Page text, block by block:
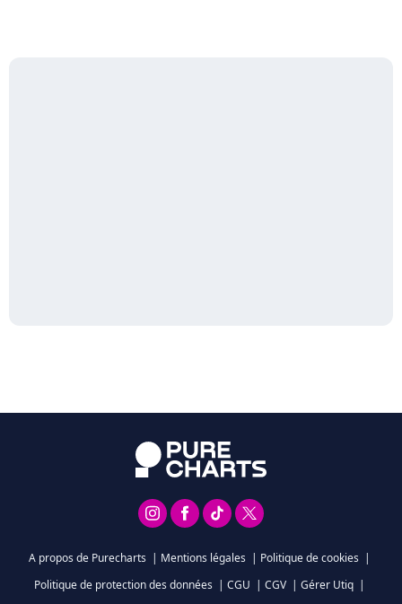
A propos de Purecharts | Mentions légales | Politique de cookies |
Politique de protection des données | CGU | CGV | Gérer Utiq |